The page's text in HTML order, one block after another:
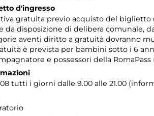
d'ingresso
gratuita previo acquisto del
da disposizione di delibera comunale,
aventi diritto a gratuità dovranno
è prevista per bambini sotto i 6
e possessori della
tutti i giorni dalle 9.00 alle 21.00